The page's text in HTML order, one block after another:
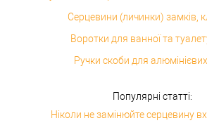
Серцевини (личинки) замків,
Воротки для ванної та
Ручки скоби для
Популярні статті:
Ніколи не замінюйте серцевину